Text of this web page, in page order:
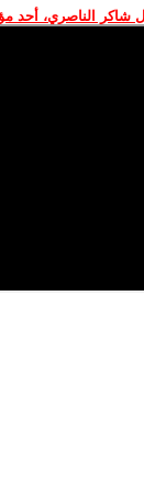
شاكر الناصري، أحد